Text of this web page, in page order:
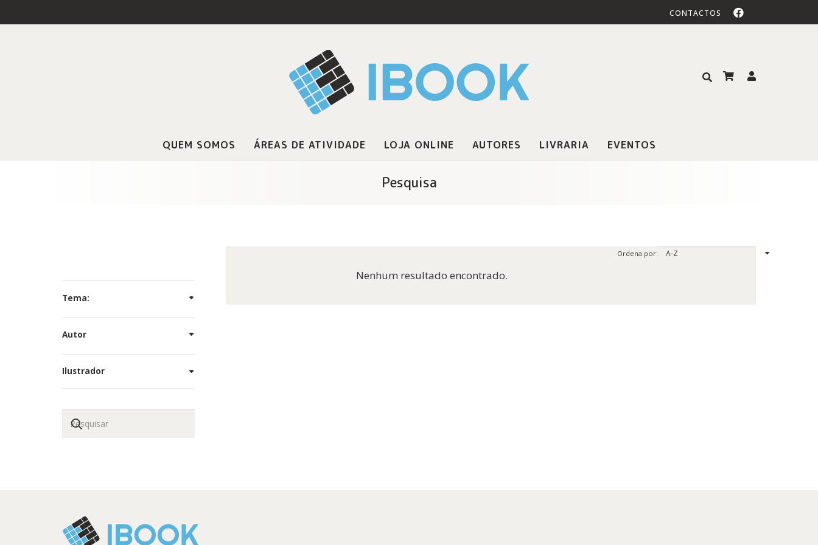
CONTACTOS
QUEM SOMOS ÁREAS DE ATIVIDADE LOJA ONLINE AUTORES LIVRARIA EVENTOS
Pesquisa
Tema:
Autor
Ilustrador
Ordena por:
Nenhum resultado encontrado.